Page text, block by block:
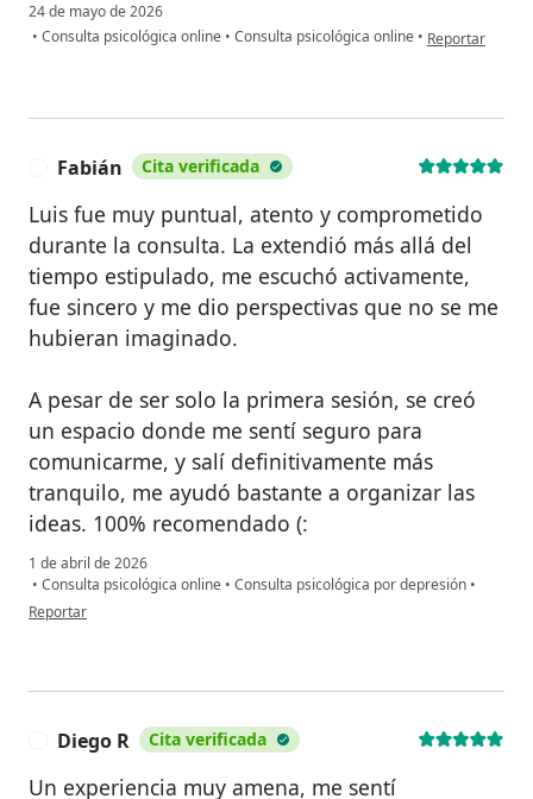
24 de mayo de 2026
• Consulta psicológica online • Consulta psicológica online • en opinión del
Reportar
Fabián Cita verificada
Luis fue muy puntual, atento y comprometido
durante la consulta. La extendió más allá del
tiempo estipulado, me escuchó activamente,
fue sincero y me dio perspectivas que no se me
hubieran imaginado.
A pesar de ser solo la primera sesión, se creó
un espacio donde me sentí seguro para
comunicarme, y salí definitivamente más
tranquilo, me ayudó bastante a organizar las
ideas. 100% recomendado (:
1 de abril de 2026
• Consulta psicológica online • Consulta psicológica por depresión •
en opinión del usuario Fabián
Reportar
Diego R Cita verificada
Un experiencia muy amena, me sentí